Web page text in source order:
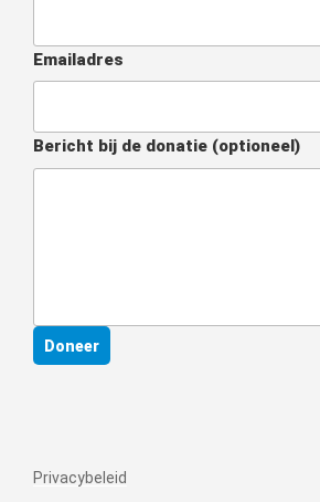
Emailadres
Bericht bij de donatie (optioneel)
Doneer
Privacybeleid